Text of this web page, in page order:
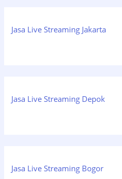
Jasa Live Streaming Jakarta
Jasa Live Streaming Depok
Jasa Live Streaming Bogor